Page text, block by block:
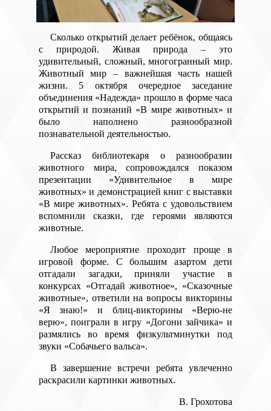
Сколько открытий делает ребёнок, общаясь
с природой. Живая природа – это
удивительный, сложный, многогранный мир.
Животный мир – важнейшая часть нашей
жизни. 5 октября очередное заседание
объединения «Надежда» прошло в форме часа
открытий и познаний «В мире животных» и
было наполнено разнообразной
познавательной деятельностью.
Рассказ библиотекаря о разнообразии
животного мира, сопровождался показом
презентации «Удивительное в мире
животных» и демонстрацией книг с выставки
«В мире животных». Ребята с удовольствием
вспомнили сказки, где героями являются
животные.
Любое мероприятие проходит проще в
игровой форме. С большим азартом дети
отгадали загадки, приняли участие в
конкурсах «Отгадай животное», «Сказочные
животные», ответили на вопросы викторины
«Я знаю!» и блиц-викторины «Верю-не
верю», поиграли в игру «Догони зайчика» и
размялись во время физкультминутки под
звуки «Собачьего вальса».
В завершение встречи ребята увлеченно
раскрасили картинки животных.
В. Грохотова